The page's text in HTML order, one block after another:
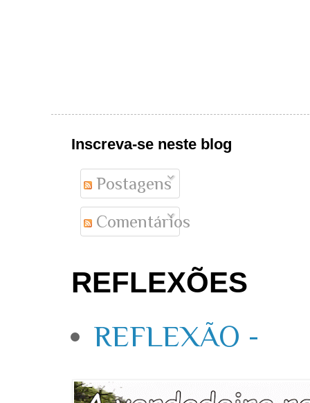
Inscreva-se neste blog
Postagens
Comentários
REFLEXÕES
REFLEXÃO -